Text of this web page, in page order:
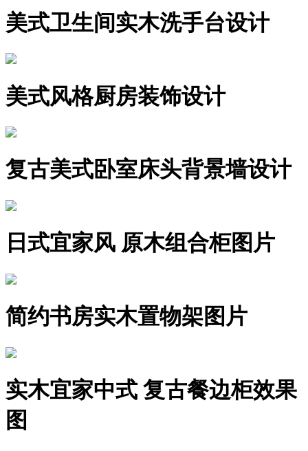
美式卫生间实木洗手台设计
美式风格厨房装饰设计
复古美式卧室床头背景墙设计
日式宜家风 原木组合柜图片
简约书房实木置物架图片
实木宜家中式 复古餐边柜效果
图